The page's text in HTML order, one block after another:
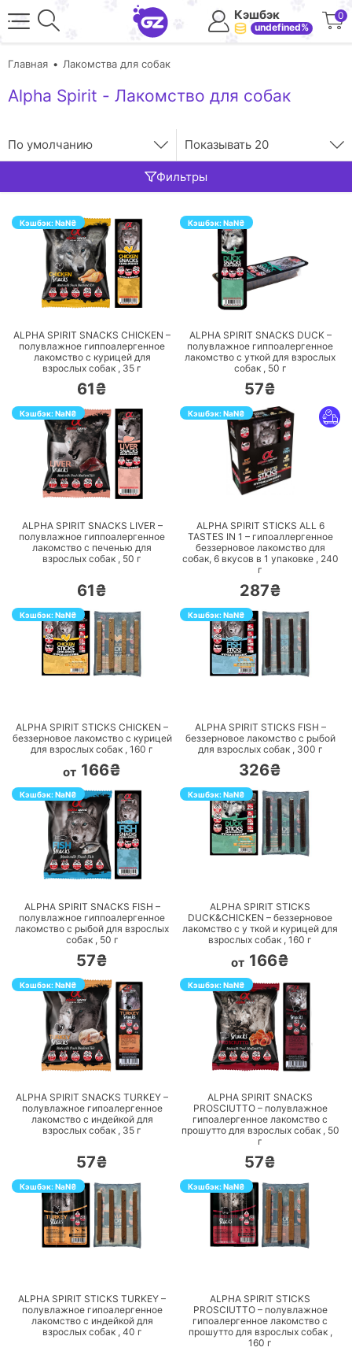
Кэшбэк
undefined%
0
Главная Лакомства для собак
Alpha Spirit - Лакомство для собак
По умолчанию Показывать 20
Фильтры
Кэшбэк:NaN₴
ПЕРЕЙТИ
ALPHA SPIRIT SNACKS CHICKEN –
полувлажное гиппоалергенное
лакомство с курицей для
взрослых собак , 35 г
61₴
Кэшбэк:NaN₴
ALPHA SPIRIT SNACKS DUCK –
полувлажное гиппоалергенное
лакомство с уткой для взрослых
собак , 50 г
57₴
Кэшбэк:NaN₴
ПЕРЕЙТИ
ALPHA SPIRIT SNACKS LIVER –
полувлажное гиппоалергенное
лакомство с печенью для
взрослых собак , 50 г
61₴
Кэшбэк:NaN₴
ПЕРЕЙТИ
ALPHA SPIRIT STICKS ALL 6
TASTES IN 1 – гипоаллергенное
беззерновое лакомство для
собак, 6 вкусов в 1 упаковке , 240
г
287₴
Кэшбэк:NaN₴
ALPHA SPIRIT STICKS CHICKEN –
беззерновое лакомство c курицей
для взрослых собак , 160 г
от 166₴
Кэшбэк:NaN₴
ALPHA SPIRIT STICKS FISH –
беззерновое лакомство c рыбой
для взрослых собак , 300 г
326₴
Кэшбэк:NaN₴
ПЕРЕЙТИ
ALPHA SPIRIT SNACKS FISH –
полувлажное гиппоалергенное
лакомство с рыбой для взрослых
собак , 50 г
57₴
Кэшбэк:NaN₴
ALPHA SPIRIT STICKS
DUCK&CHICKEN – беззерновое
лакомство c у ткой и курицей для
взрослых собак , 160 г
от 166₴
Кэшбэк:NaN₴
ПЕРЕЙТИ
ALPHA SPIRIT SNACKS TURKEY –
полувлажное гипоалергенное
лакомство с индейкой для
взрослых собак , 35 г
57₴
Кэшбэк:NaN₴
ПЕРЕЙТИ
ALPHA SPIRIT SNACKS
PROSCIUTTO – полувлажное
гипоалергенное лакомство с
прошутто для взрослых собак , 50
г
57₴
Кэшбэк:NaN₴
ALPHA SPIRIT STICKS TURKEY –
полувлажное гипоалергенное
лакомство с индейкой для
взрослых собак , 40 г
Кэшбэк:NaN₴
ALPHA SPIRIT STICKS
PROSCIUTTO – полувлажное
гипоалергенное лакомство с
прошутто для взрослых собак ,
160 г